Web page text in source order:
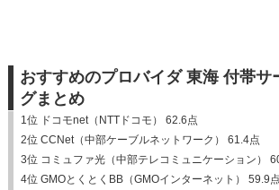
おすすめのプロバイダ 東海 付帯サ
グまとめ
1位 ドコモnet（NTTドコモ） 62.6点
2位 CCNet（中部ケーブルネットワーク） 61.4点
3位 コミュファ光（中部テレコミュニケーション）
4位 GMOとくとくBB（GMOインターネット） 59.9点